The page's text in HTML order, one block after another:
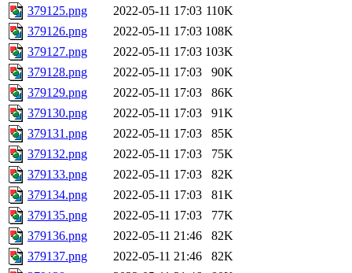
379125.png
2022-05-11 17:03 110K
379126.png
2022-05-11 17:03 108K
379127.png
2022-05-11 17:03 103K
379128.png
2022-05-11 17:03
90K
379129.png
2022-05-11 17:03
86K
379130.png
2022-05-11 17:03
91K
379131.png
2022-05-11 17:03
85K
379132.png
2022-05-11 17:03
75K
379133.png
2022-05-11 17:03
82K
379134.png
2022-05-11 17:03
81K
379135.png
2022-05-11 17:03
77K
379136.png
2022-05-11 21:46
82K
379137.png
2022-05-11 21:46
82K